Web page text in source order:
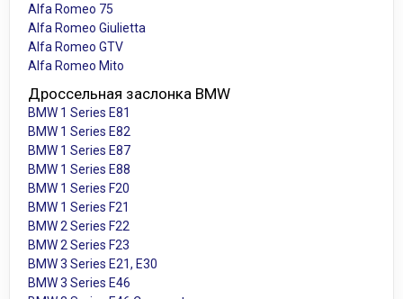
Alfa Romeo 75
Alfa Romeo Giulietta
Alfa Romeo GTV
Alfa Romeo Mito
Дроссельная заслонка BMW
BMW 1 Series E81
BMW 1 Series E82
BMW 1 Series E87
BMW 1 Series E88
BMW 1 Series F20
BMW 1 Series F21
BMW 2 Series F22
BMW 2 Series F23
BMW 3 Series E21, E30
BMW 3 Series E46